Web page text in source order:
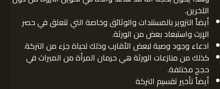
الآخرين.
أيضاً التزوير بالمستندات والوثائق وخاصة التي تتعلق في حصر
الإرث واستبعاد بعض من الورثة.
ادعاء وجود وصية لبعض الأقارب وذلك لحياة جزء من التركة.
كذلك من منازعات الورثة هي حرمان المرأة من الميراث في
حجج مختلفة.
أيضاً تأخير تقسيم التركة